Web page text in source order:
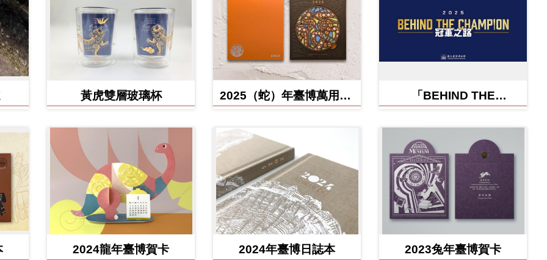
黃虎雙層玻璃杯
2025（蛇）年臺博萬用卡-
「BEHIND THE
展」紀念信封
2024龍年臺博賀卡 2024年臺博日誌本 2023兔年臺博賀卡